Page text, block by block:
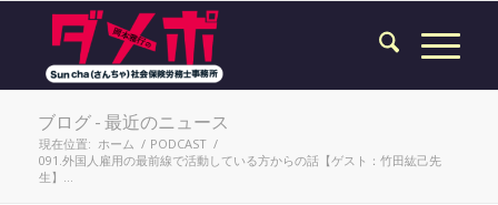
ブログ - 最近のニュース
現在位置: ホーム / PODCAST /
091.外国人雇用の最前線で活動している方からの話【ゲスト：竹田紘己先
生】...